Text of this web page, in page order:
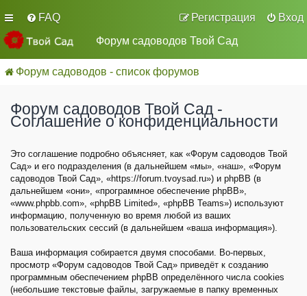
FAQ Вход
Регистрация
Форум садоводов Твой Сад
Форум садоводов - список форумов
Форум садоводов Твой Сад -
Соглашение о конфиденциальности
Это соглашение подробно объясняет, как «Форум садоводов Твой
Сад» и его подразделения (в дальнейшем «мы», «наш», «Форум
садоводов Твой Сад», «https://forum.tvoysad.ru») и phpBB (в
дальнейшем «они», «программное обеспечение phpBB»,
«www.phpbb.com», «phpBB Limited», «phpBB Teams») используют
информацию, полученную во время любой из ваших
пользовательских сессий (в дальнейшем «ваша информация»).
Ваша информация собирается двумя способами. Во-первых,
просмотр «Форум садоводов Твой Сад» приведёт к созданию
программным обеспечением phpBB определённого числа cookies
(небольшие текстовые файлы, загружаемые в папку временных